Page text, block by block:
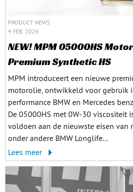
PRODUCT NEWS
4 FEB. 2026
NEW! MPM 05000HS
Premium Synthetic HS
MPM introduceert een nieuwe
motorolie, ontwikkeld voor gebruik
performance BMW en Mercedes
De 05000HS met 0W-30 viscositeit
voldoen aan de nieuwste eisen van
onder andere BMW Longlife...
Lees meer